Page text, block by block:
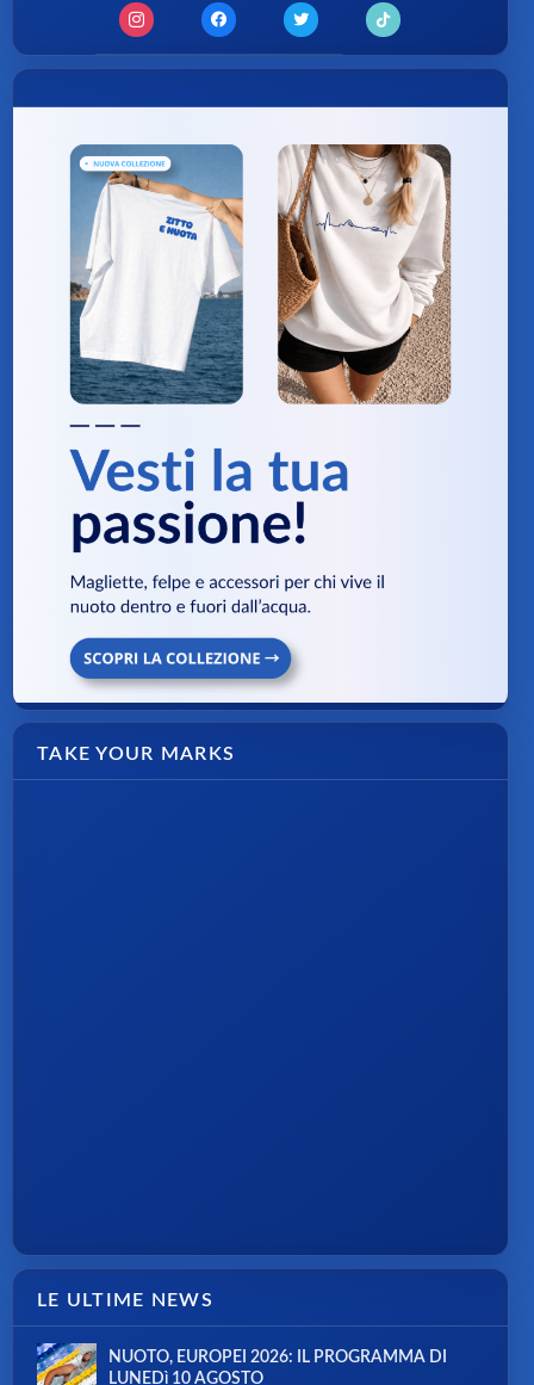
TAKE YOUR MARKS
LE ULTIME NEWS
NUOTO, EUROPEI 2026: IL PROGRAMMA DI
LUNEDì 10 AGOSTO